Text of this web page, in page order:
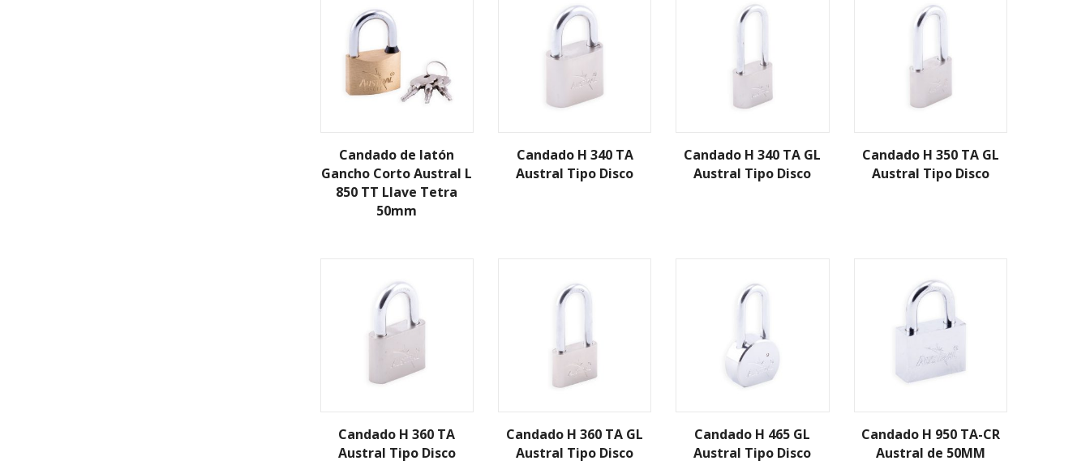
Candado de latón
Gancho Corto Austral L
850 TT Llave Tetra
50mm
Candado H 340 TA
Austral Tipo Disco
Candado H 340 TA GL
Austral Tipo Disco
Candado H 350 TA GL
Austral Tipo Disco
Candado H 360 TA
Austral Tipo Disco
Candado H 360 TA GL
Austral Tipo Disco
Candado H 465 GL
Austral Tipo Disco
Candado H 950 TA-CR
Austral de 50MM